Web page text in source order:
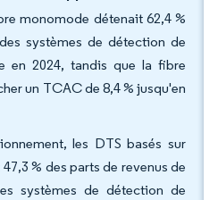
monomode détenait 62,4 %
systèmes de détection de
en 2024, tandis que la fibre
un TCAC de 8,4 % jusqu'en
les DTS basés sur
% des parts de revenus de
systèmes de détection de